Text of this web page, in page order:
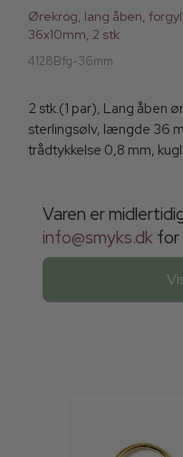
Ørekrog, lang åben,
36x10mm, 2 stk
4128Bfg-36mm
2 stk.(1 par), Lang åben
sterlingsølv, længde 36
trådtykkelse 0,8 mm,
Varen er
info@smyks.dk for